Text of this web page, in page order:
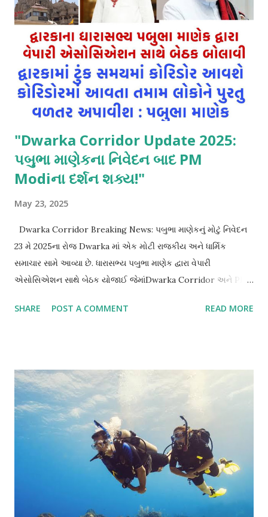
"Dwarka Corridor Update 2025:
પબુભા માણેકના નિવેદન બાદ PM
Modiના દર્શન શક્ય!"
May 23, 2025
Dwarka Corridor Breaking News: પબુભા માણેકનું મોટું નિવેદન
23 મે 2025ના રોજ Dwarka માં એક મોટી રાજકીય અને ધાર્મિક
સમાચાર સામે આવ્યા છે. ધારાસભ્ય પબુભા માણેક દ્વારા વેપારી
એસોસિએશન સાથે બેઠક યોજાઈ જેમાંDwarka Corridor અને PM
દરમિયાન દર્શન વ્યવસ્થાની જવાબદારી પબુભા માણેક દ્વારા જાહેરમાં
પ્રકારની બેઠક જરૂરી હતી,” એમ તેમનું નિવેદન રહ્યું. PM Narendra
Modi ની આવકની શક્યતા આ બેઠક દરમિયાન એક વિશેષ વાત સામે
આવી કે શરાવણ માસ દરમિયાન વડાપ્રધાન નરેન્દ્ર મોદી Dwarka
Corridor ના નિરીક્ષણ માટે આવી શકે છે. આ મુદ્દે સ્થાનિક પોલીસ અને
પ્રશાસનને પણ એલર્ટ રહેવા માટે જણાવાયું છે. વ્યાપારીઓની માંગ અને
સહમતી Dwarka ના વેપારીઓએ પણ યાત્રાળુઓ માટે વધુ સુવિધાઓ,
પાર્કિંગ સ્પોટ, ગાઈડ સેવાઓ અને સ્થાનિક ઉત્પાદનોના પ્રદર્શન માટે
SHARE POST A COMMENT READ MORE